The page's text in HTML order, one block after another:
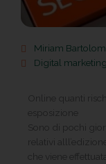
Miriam
Digital marketing
Online quanti
esposizione
Sono di pochi
relativi
che viene